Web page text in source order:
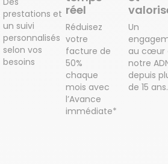
prestations et
un suivi
personnalisés
selon vos
besoins
réel
Réduisez
votre
facture de
50%
chaque
mois avec
l’Avance
immédiate*
Un
au cœur
notre
depuis
de 15 ans.